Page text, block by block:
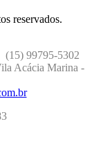
reservados.
(15) 99795-5302
Acácia Marina -